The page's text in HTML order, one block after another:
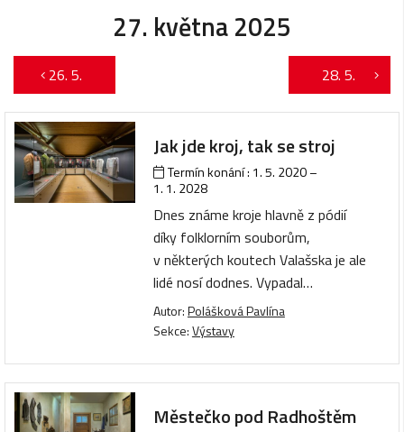
27. května 2025
26. 5. 28. 5.
Jak jde kroj, tak se stroj
Termín konání : 1. 5. 2020–
1. 1. 2028
Dnes známe kroje hlavně z pódií
díky folklorním souborům,
v některých koutech Valašska je ale
lidé nosí dodnes. Vypadal…
Autor:Polášková Pavlína
Sekce:Výstavy
Městečko pod Radhoštěm